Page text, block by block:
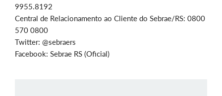
9955.8192
Central de Relacionamento ao Cliente do Sebrae/RS: 0800
570 0800
Twitter: @sebraers
Facebook: Sebrae RS (Oficial)